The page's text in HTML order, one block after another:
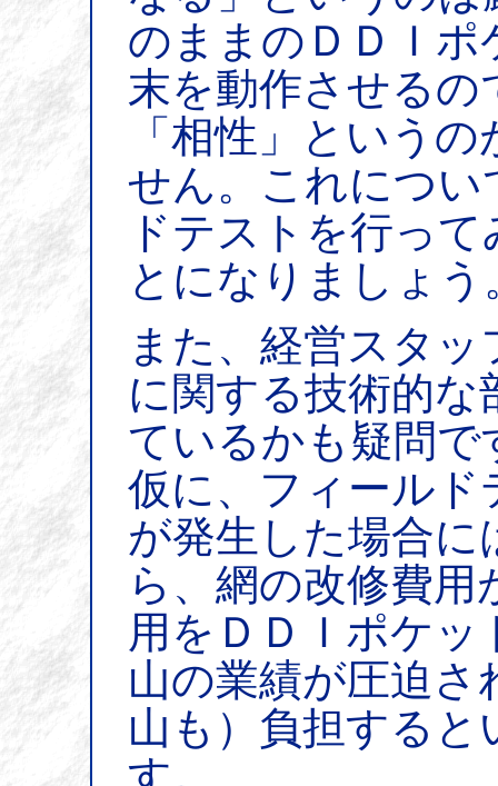
のままのＤＤＩ
末を動作させる
「相性」という
せん。これにつ
ドテストを行っ
とになりましょう
また、経営スタ
に関する技術的
ているかも疑問で
仮に、フィールド
が発生した場合
ら、網の改修費
用をＤＤＩポケ
山の業績が圧迫さ
山も）負担する
す。